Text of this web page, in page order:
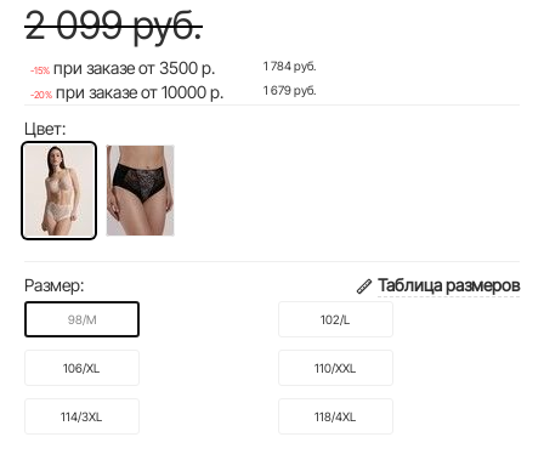
2 099 руб.
-15% при заказе от 3500 р. 1 784 руб.
-20% при заказе от 10000 р. 1 679 руб.
Цвет:
Размер: Таблица размеров
98/M 102/L
106/XL 110/XXL
114/3XL 118/4XL